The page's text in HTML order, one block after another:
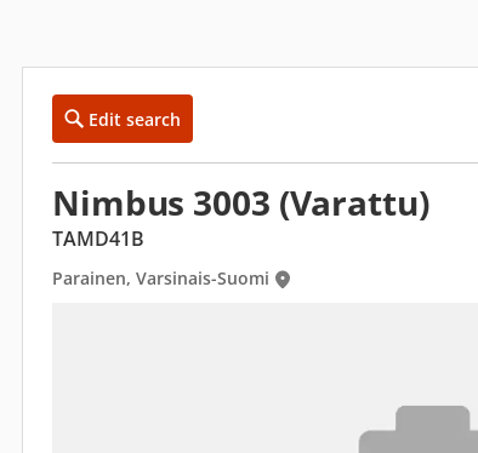
Edit search
Nimbus 3003 (Varattu)
TAMD41B
Parainen, Varsinais-Suomi